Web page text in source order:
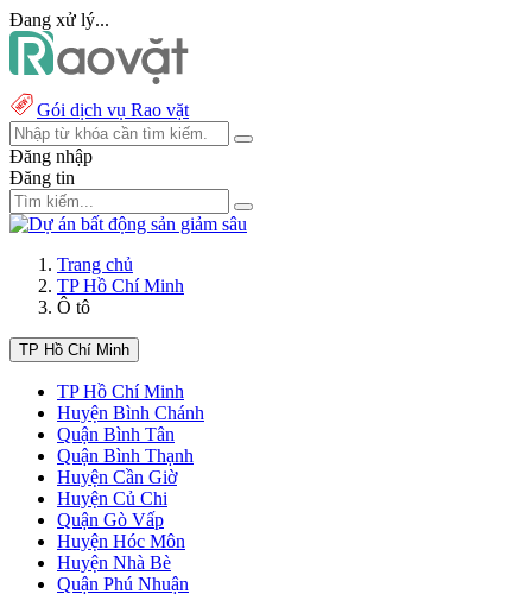
Đang xử lý...
Gói dịch vụ Rao vặt
Đăng nhập
Đăng tin
Trang chủ
TP Hồ Chí Minh
Ô tô
TP Hồ Chí Minh
TP Hồ Chí Minh
Huyện Bình Chánh
Quận Bình Tân
Quận Bình Thạnh
Huyện Cần Giờ
Huyện Củ Chi
Quận Gò Vấp
Huyện Hóc Môn
Huyện Nhà Bè
Quận Phú Nhuận